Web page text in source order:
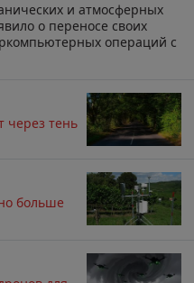
и атмосферных
о переносе своих
операций с
через тень
больше